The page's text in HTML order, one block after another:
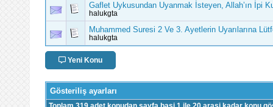
Gaflet Uykusundan Uyanmak İsteyen, Allah’ın İpi
halukgta
Muhammed Suresi 2 Ve 3. Ayetlerin Uyarılarına
halukgta
Yeni Konu
Gösteriliş ayarları